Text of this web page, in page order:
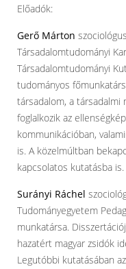
Előadók:
Gerő Márton
Társadalomtudományi
Társadalomtudományi
tudományos
társadalom, a társadalmi
foglalkozik az
kommunikációban,
is. A közelmúltban
kapcsolatos kutatásba is.
Surányi Ráchel
Tudományegyetem
munkatársa.
hazatért magyar zsidók
Legutóbbi kutatásában